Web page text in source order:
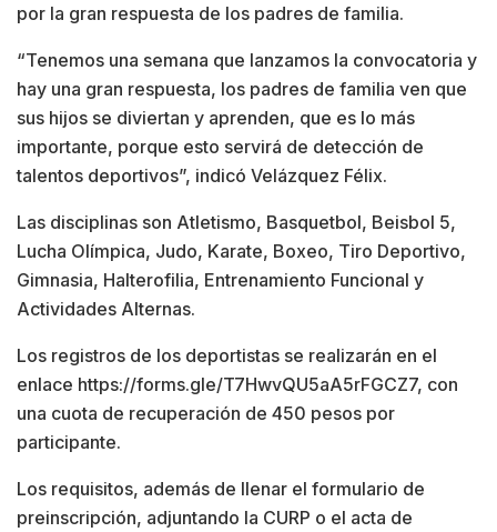
por la gran respuesta de los padres de familia.
“Tenemos una semana que lanzamos la convocatoria y
hay una gran respuesta, los padres de familia ven que
sus hijos se diviertan y aprenden, que es lo más
importante, porque esto servirá de detección de
talentos deportivos”, indicó Velázquez Félix.
Las disciplinas son Atletismo, Basquetbol, Beisbol 5,
Lucha Olímpica, Judo, Karate, Boxeo, Tiro Deportivo,
Gimnasia, Halterofilia, Entrenamiento Funcional y
Actividades Alternas.
Los registros de los deportistas se realizarán en el
enlace https://forms.gle/T7HwvQU5aA5rFGCZ7, con
una cuota de recuperación de 450 pesos por
participante.
Los requisitos, además de llenar el formulario de
preinscripción, adjuntando la CURP o el acta de